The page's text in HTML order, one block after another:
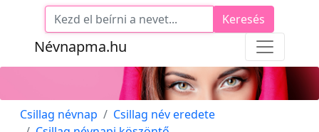
Névnapma.hu
Keresés
Csillag névnap
Csillag név eredete